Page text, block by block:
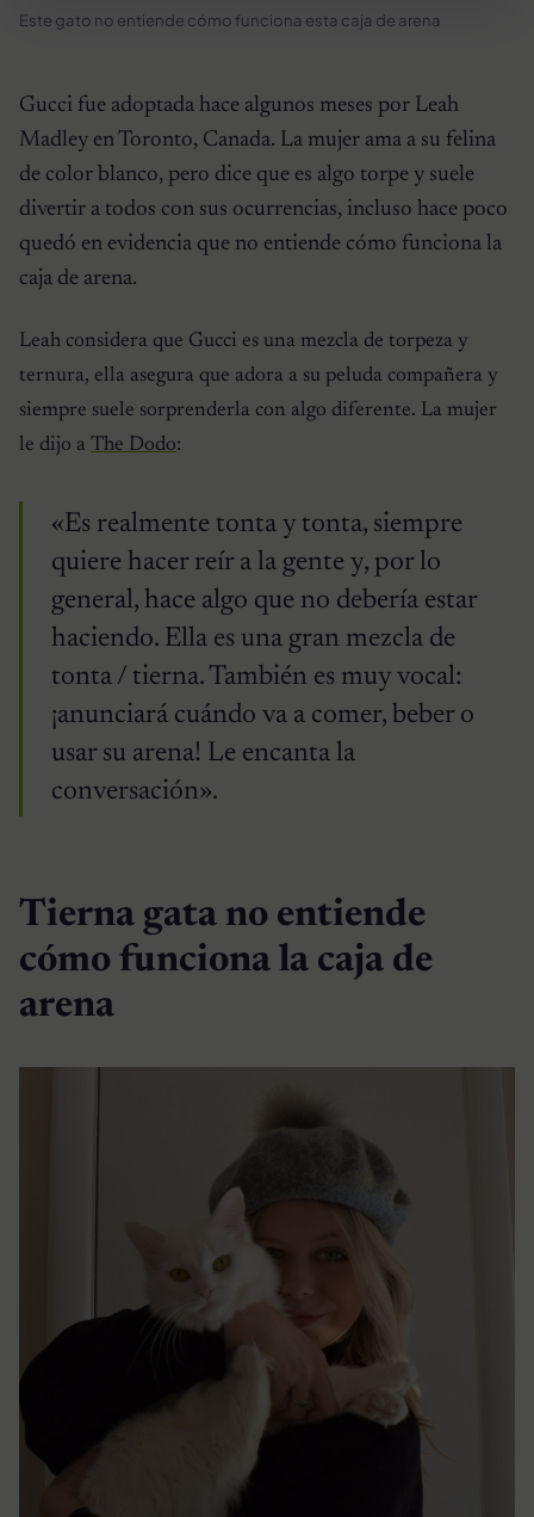
Este gato no entiende cómo funciona esta caja de arena
Gucci fue adoptada hace algunos meses por Leah
Madley en Toronto, Canada. La mujer ama a su felina
de color blanco, pero dice que es algo torpe y suele
divertir a todos con sus ocurrencias, incluso hace poco
quedó en evidencia que no entiende cómo funciona la
caja de arena.
Leah considera que Gucci es una mezcla de torpeza y
ternura, ella asegura que adora a su peluda compañera y
siempre suele sorprenderla con algo diferente. La mujer
le dijo a The Dodo:
«Es realmente tonta y tonta, siempre
quiere hacer reír a la gente y, por lo
general, hace algo que no debería estar
haciendo. Ella es una gran mezcla de
tonta / tierna. También es muy vocal:
¡anunciará cuándo va a comer, beber o
usar su arena! Le encanta la
conversación».
Tierna gata no entiende
cómo funciona la caja de
arena